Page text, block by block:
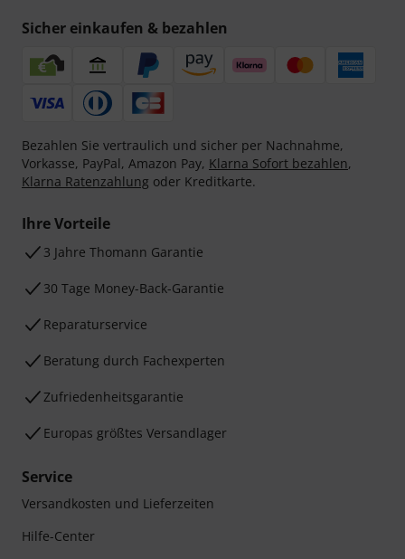
Sicher einkaufen & bezahlen
Bezahlen Sie vertraulich und sicher per Nachnahme,
Vorkasse, PayPal, Amazon Pay, Klarna Sofort bezahlen,
Klarna Ratenzahlung oder Kreditkarte.
Ihre Vorteile
3 Jahre Thomann Garantie
30 Tage Money-Back-Garantie
Reparaturservice
Beratung durch Fachexperten
Zufriedenheitsgarantie
Europas größtes Versandlager
Service
Versandkosten und Lieferzeiten
Hilfe-Center